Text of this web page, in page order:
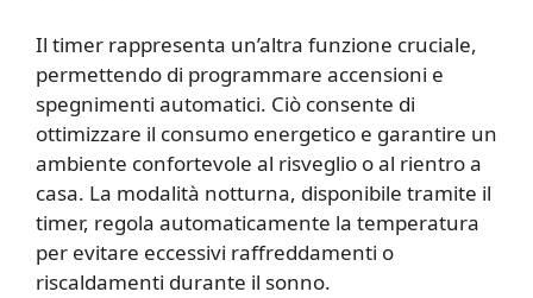
Il timer rappresenta un’altra funzione cruciale,
permettendo di programmare accensioni e
spegnimenti automatici. Ciò consente di
ottimizzare il consumo energetico e garantire un
ambiente confortevole al risveglio o al rientro a
casa. La modalità notturna, disponibile tramite il
timer, regola automaticamente la temperatura
per evitare eccessivi raffreddamenti o
riscaldamenti durante il sonno.